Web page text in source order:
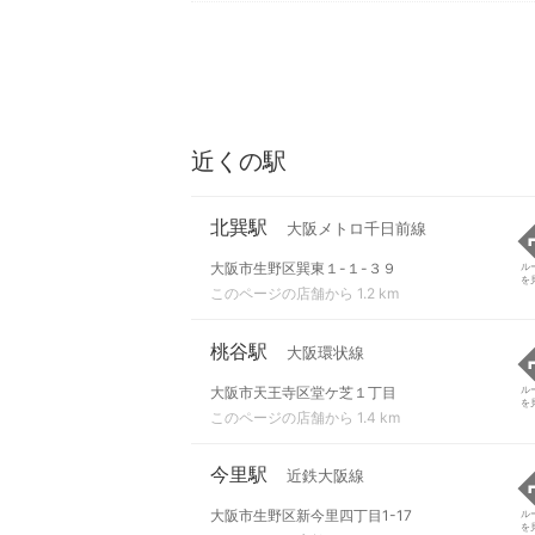
近くの駅
北巽駅 大阪メトロ千日前線
大阪市生野区巽東１-１-３９
このページの店舗から 1.2 km
ル
を
桃谷駅 大阪環状線
大阪市天王寺区堂ケ芝１丁目
このページの店舗から 1.4 km
ル
を
今里駅 近鉄大阪線
大阪市生野区新今里四丁目1-17
ル
を